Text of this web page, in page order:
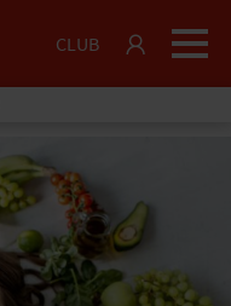
CLUB